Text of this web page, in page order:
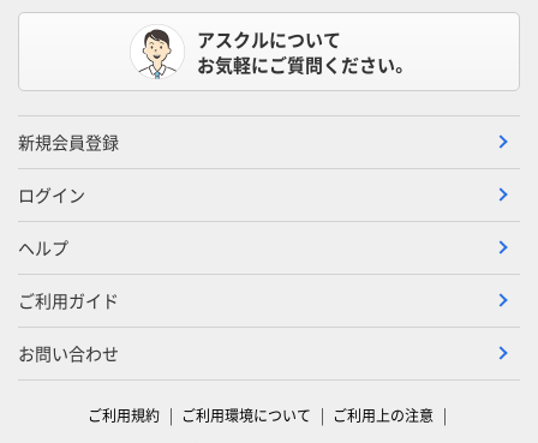
アスクルについて
お気軽にご質問ください。
新規会員登録
ログイン
ヘルプ
ご利用ガイド
お問い合わせ
ご利用規約 ご利用環境について
ご利用上の注意